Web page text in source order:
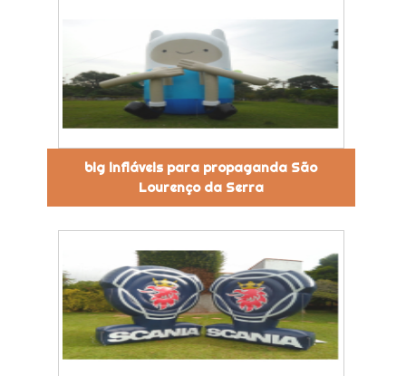
big infláveis para propaganda São
Lourenço da Serra